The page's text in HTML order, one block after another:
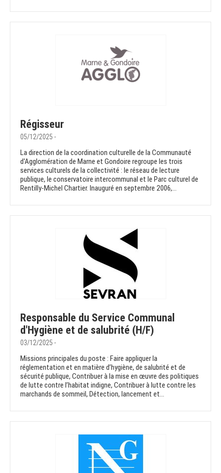
Régisseur
05/12/2025 -
La direction de la coordination culturelle de la Communauté
d'Agglomération de Marne et Gondoire regroupe les trois
services culturels de la collectivité : le réseau de lecture
publique, le conservatoire intercommunal et le Parc culturel de
Rentilly-Michel Chartier. Inauguré en septembre 2006,...
Responsable du Service Communal
d'Hygiène et de salubrité (H/F)
03/12/2025 -
Missions principales du poste : Faire appliquer la
réglementation et en matière d’hygiène, de salubrité et de
sécurité publique, Contribuer à la mise en œuvre des politiques
de lutte contre l’habitat indigne, Contribuer à lutte contre les
marchands de sommeil, Détection, lancement et...